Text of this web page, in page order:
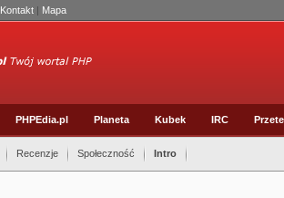
Kontakt | Mapa
PHPEdia.pl Planeta Kubek IRC
Recenzje Społeczność Intro